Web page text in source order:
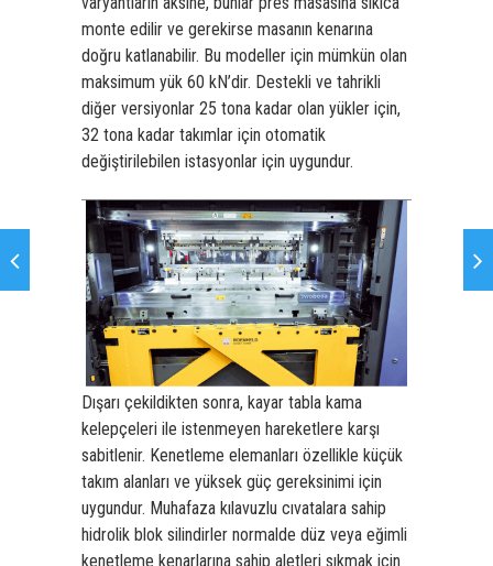
monte edilir ve gerekirse masanın kenarına
doğru katlanabilir. Bu modeller için mümkün olan
maksimum yük 60 kN’dir. Destekli ve tahrikli
diğer versiyonlar 25 tona kadar olan yükler için,
32 tona kadar takımlar için otomatik
değiştirilebilen istasyonlar için uygundur.
Dışarı çekildikten sonra, kayar tabla kama
kelepçeleri ile istenmeyen hareketlere karşı
sabitlenir. Kenetleme elemanları özellikle küçük
takım alanları ve yüksek güç gereksinimi için
uygundur. Muhafaza kılavuzlu cıvatalara sahip
hidrolik blok silindirler normalde düz veya eğimli
kenetleme kenarlarına sahip aletleri sıkmak için